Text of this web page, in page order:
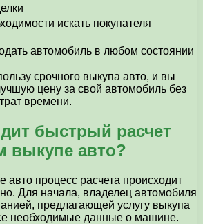
искать покупателя
автомобиль в любом состоянии
срочного выкупа авто, и вы
цену за свой автомобиль без
времени.
быстрый расчет
выкупе авто?
авто процесс расчета происходит
Для начала, владелец автомобиля
предлагающей услугу выкупа
необходимые данные о машине.